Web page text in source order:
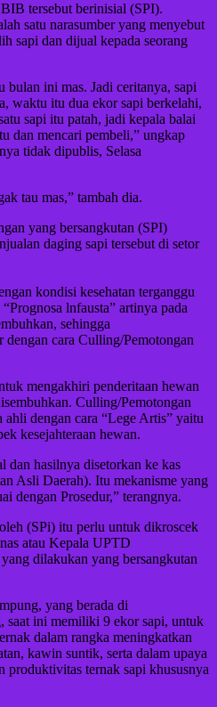
tersebut berinisial (SPI).
satu narasumber yang menyebut
sapi dan dijual kepada seorang
bulan ini mas. Jadi ceritanya, sapi
waktu itu dua ekor sapi berkelahi,
sapi itu patah, jadi kepala balai
dan mencari pembeli,” ungkap
tidak dipublis, Selasa
tau mas,” tambah dia.
yang bersangkutan (SPI)
daging sapi tersebut di setor
kondisi kesehatan terganggu
lnfausta” artinya pada
sehingga
cara Culling/Pemotongan
mengakhiri penderitaan hewan
Culling/Pemotongan
ahli dengan cara “Lege Artis” yaitu
kesejahteraan hewan.
dan hasilnya disetorkan ke kas
Asli Daerah). Itu mekanisme yang
dengan Prosedur,” terangnya.
(SPi) itu perlu untuk dikroscek
atau Kepala UPTD
dilakukan yang bersangkutan
yang berada di
saat ini memiliki 9 ekor sapi, untuk
dalam rangka meningkatkan
kawin suntik, serta dalam upaya
produktivitas ternak sapi khususnya